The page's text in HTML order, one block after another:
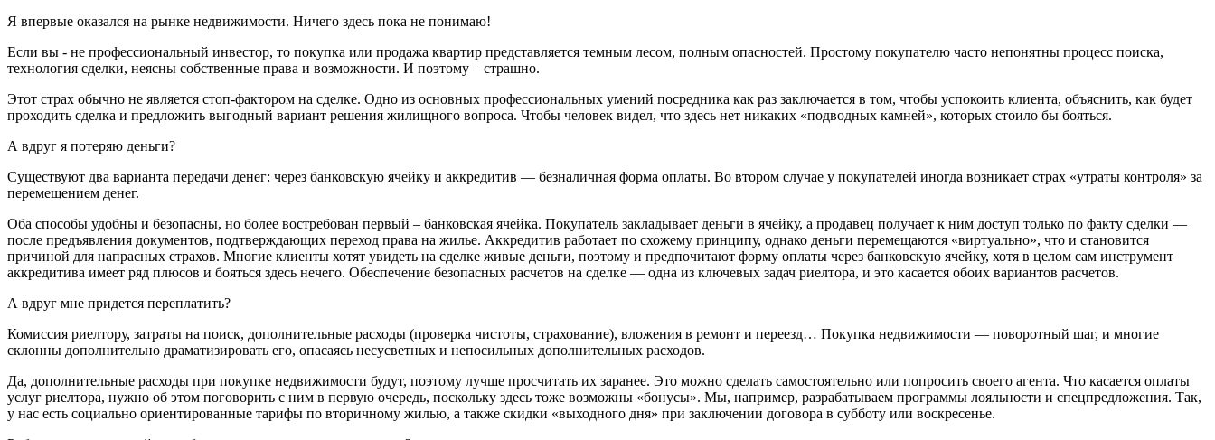
Я впервые оказался на рынке недвижимости. Ничего здесь пока не понимаю!
Если вы - не профессиональный инвестор, то покупка или продажа квартир представляется темным лесом, полным опасностей. Простому покупателю часто непонятны процесс поиска,
технология сделки, неясны собственные права и возможности. И поэтому – страшно.
Этот страх обычно не является стоп-фактором на сделке. Одно из основных профессиональных умений посредника как раз заключается в том, чтобы успокоить клиента, объяснить, как будет
проходить сделка и предложить выгодный вариант решения жилищного вопроса. Чтобы человек видел, что здесь нет никаких «подводных камней», которых стоило бы бояться.
А вдруг я потеряю деньги?
Существуют два варианта передачи денег: через банковскую ячейку и аккредитив — безналичная форма оплаты. Во втором случае у покупателей иногда возникает страх «утраты контроля» за
перемещением денег.
Оба способы удобны и безопасны, но более востребован первый – банковская ячейка. Покупатель закладывает деньги в ячейку, а продавец получает к ним доступ только по факту сделки —
после предъявления документов, подтверждающих переход права на жилье. Аккредитив работает по схожему принципу, однако деньги перемещаются «виртуально», что и становится
причиной для напрасных страхов. Многие клиенты хотят увидеть на сделке живые деньги, поэтому и предпочитают форму оплаты через банковскую ячейку, хотя в целом сам инструмент
аккредитива имеет ряд плюсов и бояться здесь нечего. Обеспечение безопасных расчетов на сделке — одна из ключевых задач риелтора, и это касается обоих вариантов расчетов.
А вдруг мне придется переплатить?
Комиссия риелтору, затраты на поиск, дополнительные расходы (проверка чистоты, страхование), вложения в ремонт и переезд… Покупка недвижимости — поворотный шаг, и многие
склонны дополнительно драматизировать его, опасаясь несусветных и непосильных дополнительных расходов.
Да, дополнительные расходы при покупке недвижимости будут, поэтому лучше просчитать их заранее. Это можно сделать самостоятельно или попросить своего агента. Что касается оплаты
услуг риелтора, нужно об этом поговорить с ним в первую очередь, поскольку здесь тоже возможны «бонусы». Мы, например, разрабатываем программы лояльности и спецпредложения. Так,
у нас есть социально ориентированные тарифы по вторичному жилью, а также скидки «выходного дня» при заключении договора в субботу или воскресенье.